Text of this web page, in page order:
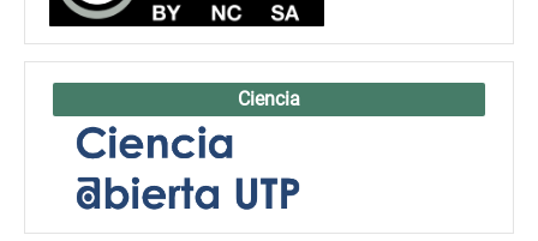
Ciencia